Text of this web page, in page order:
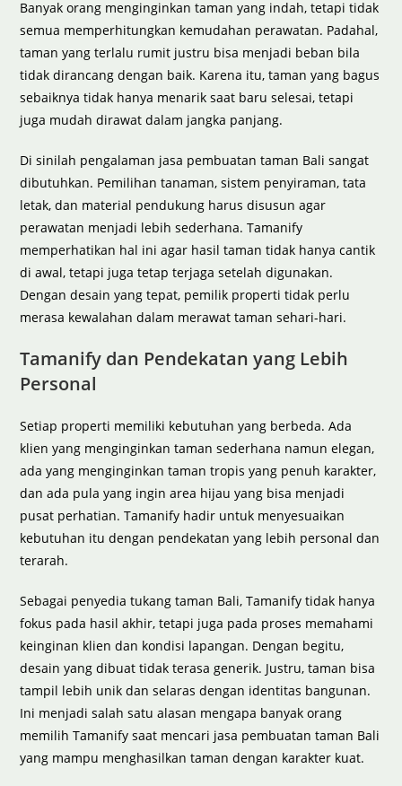
Banyak orang menginginkan taman yang indah, tetapi tidak
semua memperhitungkan kemudahan perawatan. Padahal,
taman yang terlalu rumit justru bisa menjadi beban bila
tidak dirancang dengan baik. Karena itu, taman yang bagus
sebaiknya tidak hanya menarik saat baru selesai, tetapi
juga mudah dirawat dalam jangka panjang.
Di sinilah pengalaman jasa pembuatan taman Bali sangat
dibutuhkan. Pemilihan tanaman, sistem penyiraman, tata
letak, dan material pendukung harus disusun agar
perawatan menjadi lebih sederhana. Tamanify
memperhatikan hal ini agar hasil taman tidak hanya cantik
di awal, tetapi juga tetap terjaga setelah digunakan.
Dengan desain yang tepat, pemilik properti tidak perlu
merasa kewalahan dalam merawat taman sehari-hari.
Tamanify dan Pendekatan yang Lebih
Personal
Setiap properti memiliki kebutuhan yang berbeda. Ada
klien yang menginginkan taman sederhana namun elegan,
ada yang menginginkan taman tropis yang penuh karakter,
dan ada pula yang ingin area hijau yang bisa menjadi
pusat perhatian. Tamanify hadir untuk menyesuaikan
kebutuhan itu dengan pendekatan yang lebih personal dan
terarah.
Sebagai penyedia tukang taman Bali, Tamanify tidak hanya
fokus pada hasil akhir, tetapi juga pada proses memahami
keinginan klien dan kondisi lapangan. Dengan begitu,
desain yang dibuat tidak terasa generik. Justru, taman bisa
tampil lebih unik dan selaras dengan identitas bangunan.
Ini menjadi salah satu alasan mengapa banyak orang
memilih Tamanify saat mencari jasa pembuatan taman Bali
yang mampu menghasilkan taman dengan karakter kuat.